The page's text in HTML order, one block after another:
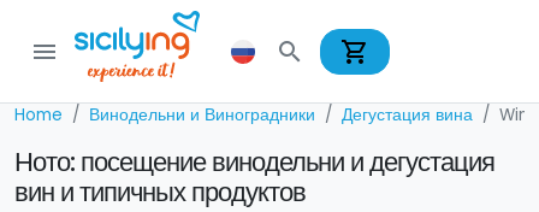
menu search shopping_cart
Home Винодельни и Виноградники Дегустация вина
Ното: посещение винодельни и дегустация
вин и типичных продуктов